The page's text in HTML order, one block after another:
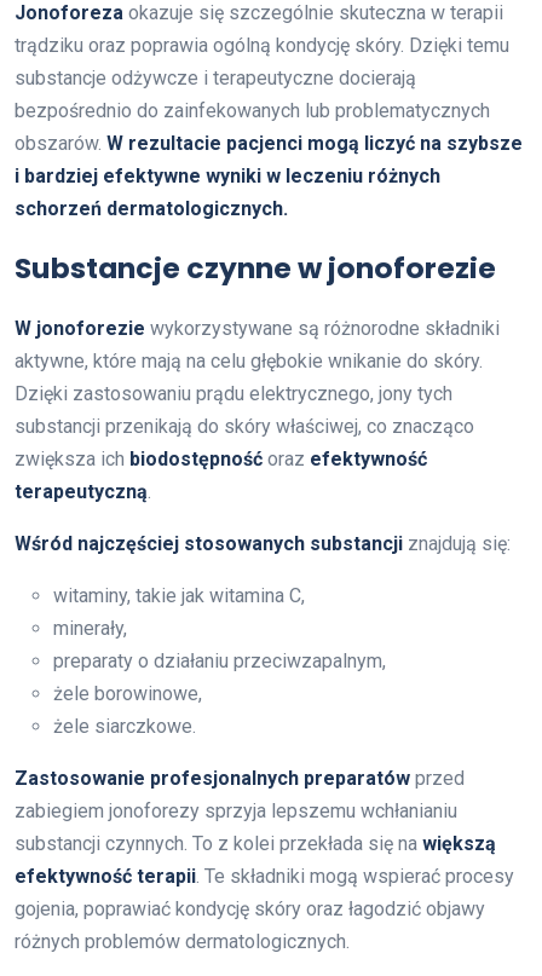
Jonoforeza okazuje się szczególnie skuteczna w terapii
trądziku oraz poprawia ogólną kondycję skóry. Dzięki temu
substancje odżywcze i terapeutyczne docierają
bezpośrednio do zainfekowanych lub problematycznych
obszarów. W rezultacie pacjenci mogą liczyć na szybsze
i bardziej efektywne wyniki w leczeniu różnych
schorzeń dermatologicznych.
Substancje czynne w jonoforezie
W jonoforezie wykorzystywane są różnorodne składniki
aktywne, które mają na celu głębokie wnikanie do skóry.
Dzięki zastosowaniu prądu elektrycznego, jony tych
substancji przenikają do skóry właściwej, co znacząco
zwiększa ich biodostępność oraz efektywność
terapeutyczną.
Wśród najczęściej stosowanych substancji znajdują się:
witaminy, takie jak witamina C,
minerały,
preparaty o działaniu przeciwzapalnym,
żele borowinowe,
żele siarczkowe.
Zastosowanie profesjonalnych preparatów przed
zabiegiem jonoforezy sprzyja lepszemu wchłanianiu
substancji czynnych. To z kolei przekłada się na większą
efektywność terapii. Te składniki mogą wspierać procesy
gojenia, poprawiać kondycję skóry oraz łagodzić objawy
różnych problemów dermatologicznych.